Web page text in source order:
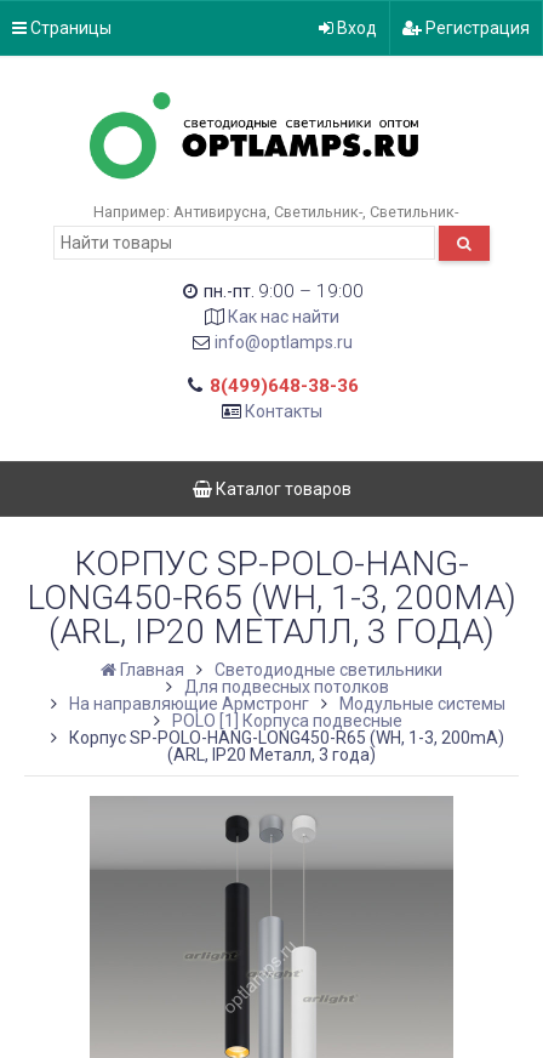
Страницы Вход Регистрация
Например: Антивирусна Светильник- Светильник-
пн.-пт. 9:00 – 19:00
Как нас найти
info@optlamps.ru
8(499)648-38-36
Контакты
Каталог товаров
КОРПУС SP-POLO-HANG-
LONG450-R65 (WH, 1-3, 200MA)
(ARL, IP20 МЕТАЛЛ, 3 ГОДА)
Главная
Светодиодные светильники
Для подвесных потолков
На направляющие Армстронг
Модульные системы
POLO [1] Корпуса подвесные
Корпус SP-POLO-HANG-LONG450-R65 (WH, 1-3, 200mA)
(ARL, IP20 Металл, 3 года)